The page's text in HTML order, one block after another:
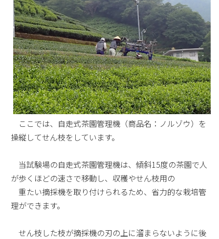
ここでは、自走式茶園管理機（商品名：ノルゾウ）を
操縦してせん枝をしています。
当試験場の自走式茶園管理機は、傾斜15度の茶園で人
が歩くほどの速さで移動し、収穫やせん枝用の
重たい摘採機を取り付けられるため、省力的な栽培管
理ができます。
せん枝した枝が摘採機の刃の上に溜まらないように後